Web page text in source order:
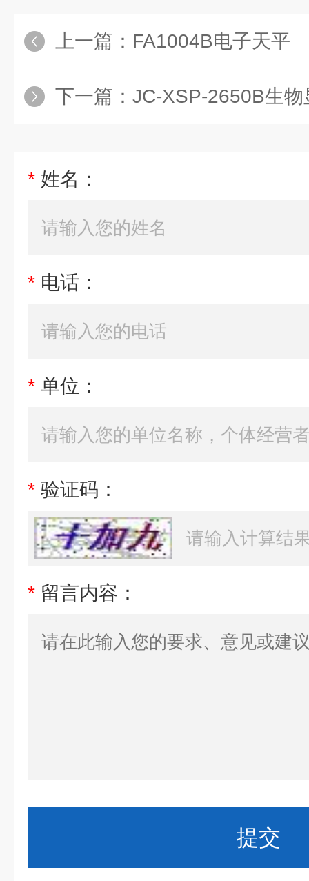
上一篇： FA1004B电子天平
下一篇： JC-XSP-2650B生物
* 姓名：
* 电话：
* 单位：
* 验证码：
* 留言内容：